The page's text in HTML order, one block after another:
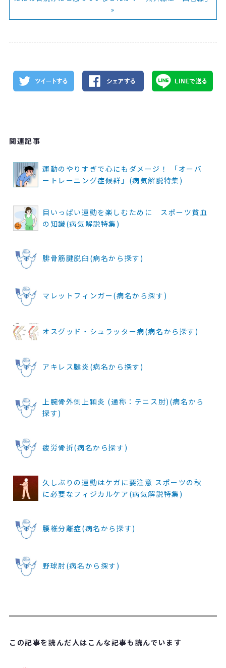
»
関連記事
運動のやりすぎで心にもダメージ！ 「オーバ
ートレーニング症候群」(病気解説特集)
目いっぱい運動を楽しむために スポーツ貧血
の知識(病気解説特集)
腓骨筋腱脱臼(病名から探す)
マレットフィンガー(病名から探す)
オスグッド・シュラッター病(病名から探す)
アキレス腱炎(病名から探す)
上腕骨外側上顆炎 (通称：テニス肘)(病名から
探す)
疲労骨折(病名から探す)
久しぶりの運動はケガに要注意 スポーツの秋
に必要なフィジカルケア(病気解説特集)
腰椎分離症(病名から探す)
野球肘(病名から探す)
この記事を読んだ人はこんな記事も読んでいます